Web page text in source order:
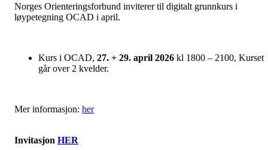
Norges Orienteringsforbund inviterer til digitalt grunnkurs i
løypetegning OCAD i april.
Kurs i OCAD, 27. + 29. april 2026 kl 1800 – 2100, Kurset
går over 2 kvelder.
Mer informasjon: her
Invitasjon HER